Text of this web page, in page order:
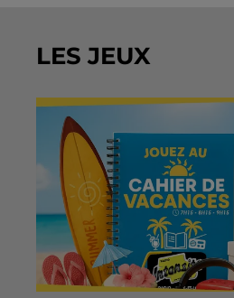
LES JEUX